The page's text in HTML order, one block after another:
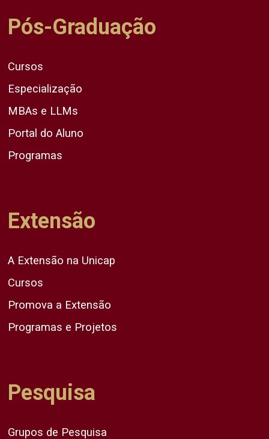
Pós-Graduação
Cursos
Especialização
MBAs e LLMs
Portal do Aluno
Programas
Extensão
A Extensão na Unicap
Cursos
Promova a Extensão
Programas e Projetos
Pesquisa
Grupos de Pesquisa